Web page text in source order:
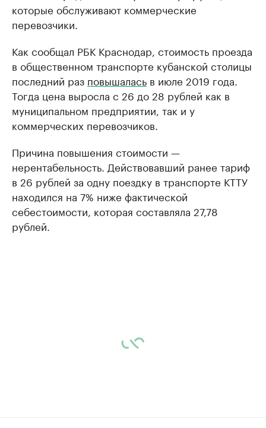
которые обслуживают коммерческие
перевозчики.
Как сообщал РБК Краснодар, стоимость проезда
в общественном транспорте кубанской столицы
последний раз повышалась в июле 2019 года.
Тогда цена выросла с 26 до 28 рублей как в
муниципальном предприятии, так и у
коммерческих перевозчиков.
Причина повышения стоимости —
нерентабельность. Действовавший ранее тариф
в 26 рублей за одну поездку в транспорте КТТУ
находился на 7% ниже фактической
себестоимости, которая составляла 27,78
рублей.